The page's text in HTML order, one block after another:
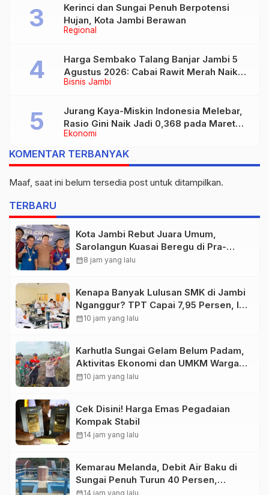
Regional
Kerinci dan Sungai Penuh Berpotensi
Hujan, Kota Jambi Berawan
Bisnis Jambi
Harga Sembako Talang Banjar Jambi 5
Agustus 2026: Cabai Rawit Merah Naik
Jadi Rp55 Ribu
Ekonomi
Jurang Kaya-Miskin Indonesia Melebar,
Rasio Gini Naik Jadi 0,368 pada Maret
2026
KOMENTAR TERBANYAK
Maaf, saat ini belum tersedia post untuk ditampilkan.
TERBARU
Kota Jambi Rebut Juara Umum,
Sarolangun Kuasai Beregu di Pra-
Porprov Catur Jambi 2026
calendar_month8 jam yang lalu
Kenapa Banyak Lulusan SMK di Jambi
Nganggur? TPT Capai 7,95 Persen, Ini
Masalahnya
calendar_month10 jam yang lalu
Karhutla Sungai Gelam Belum Padam,
Aktivitas Ekonomi dan UMKM Warga
Mulai Terancam
calendar_month10 jam yang lalu
Cek Disini! Harga Emas Pegadaian
Kompak Stabil
calendar_month14 jam yang lalu
Kemarau Melanda, Debit Air Baku di
Sungai Penuh Turun 40 Persen,
Distribusi Pelanggan Dibatasi
14 jam yang lalu